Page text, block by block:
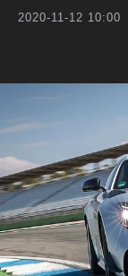
2020-11-12 10:00